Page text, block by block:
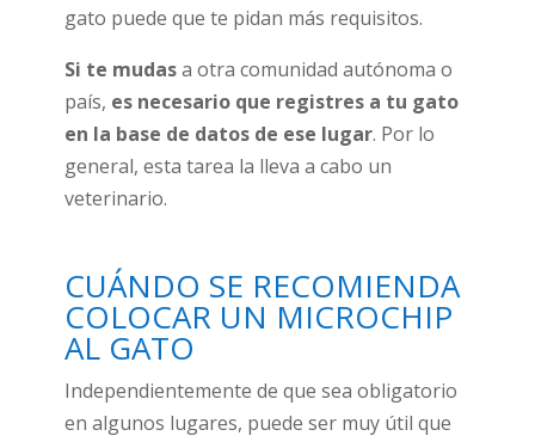
gato puede que te pidan más requisitos.
Si te mudasa otra comunidad autónoma o
país, es necesario que registres a tu gato
en la base de datos de ese lugar. Por lo
general, esta tarea la lleva a cabo un
veterinario.
CUÁNDO SE RECOMIENDA
COLOCAR UN MICROCHIP
AL GATO
Independientemente de que sea obligatorio
en algunos lugares, puede ser muy útil que